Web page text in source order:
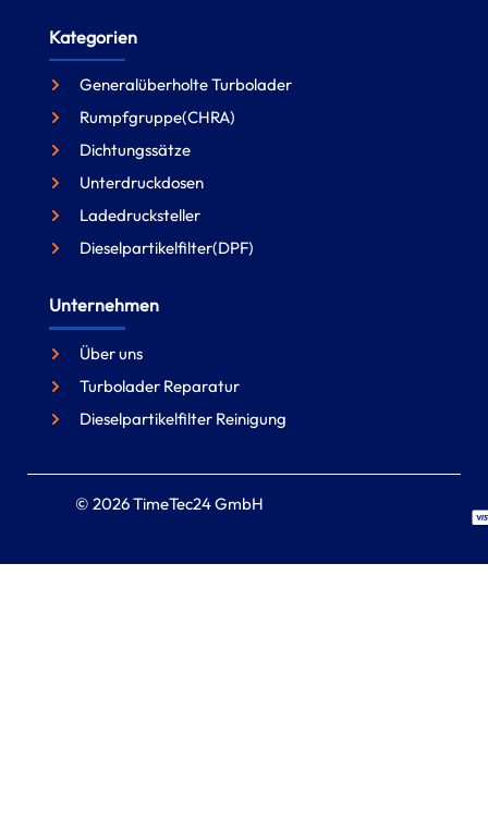
Kategorien
Generalüberholte Turbolader
Rumpfgruppe(CHRA)
Dichtungssätze
Unterdruckdosen
Ladedrucksteller
Dieselpartikelfilter(DPF)
Unternehmen
Über uns
Turbolader Reparatur
Dieselpartikelfilter Reinigung
© 2026 TimeTec24 GmbH